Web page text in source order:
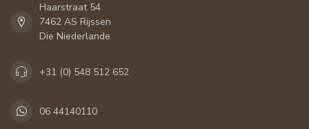
Haarstraat 54
7462 AS Rijssen
Die Niederlande
+31 (0) 548 512 652
06 44140110